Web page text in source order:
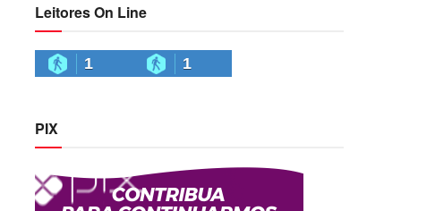
Leitores On Line
1 1
PIX